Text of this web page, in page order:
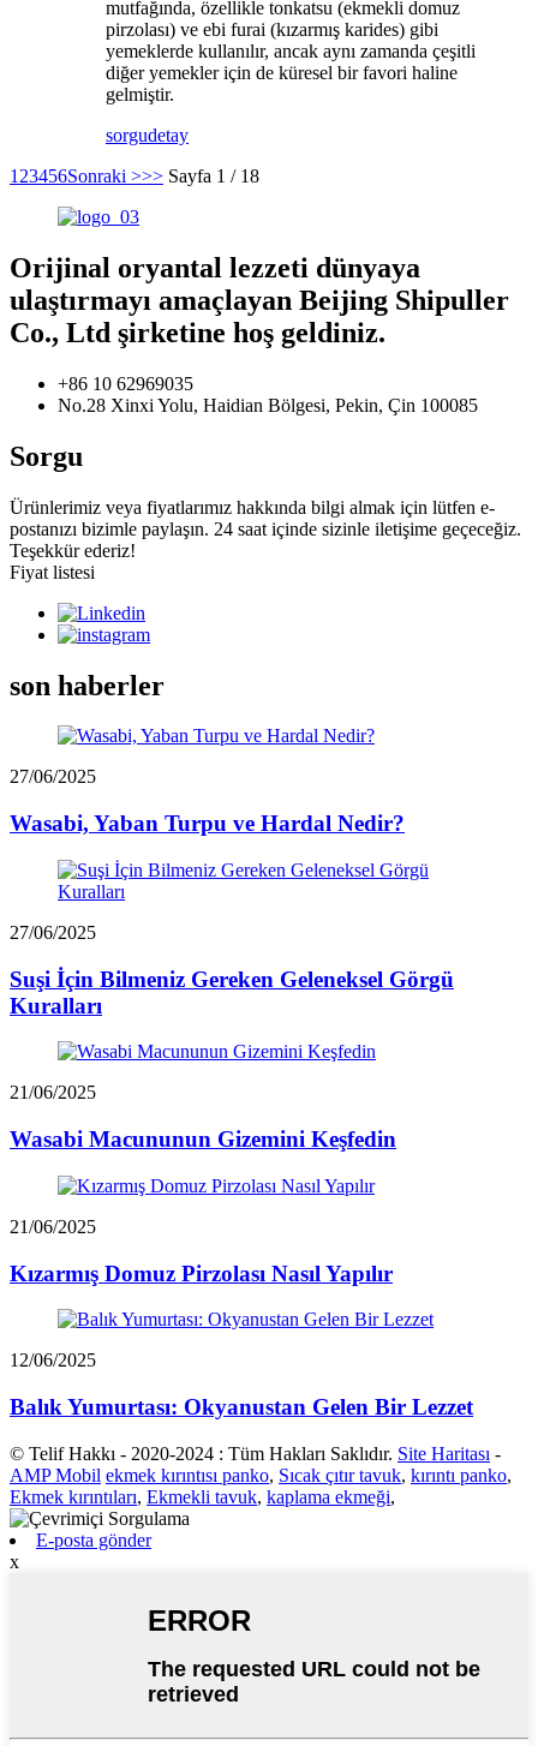
mutfağında, özellikle tonkatsu (ekmekli domuz
pirzolası) ve ebi furai (kızarmış karides) gibi
yemeklerde kullanılır, ancak aynı zamanda çeşitli
diğer yemekler için de küresel bir favori haline
gelmiştir.
sorgudetay
1 23456Sonraki >>> Sayfa 1 / 18
Orijinal oryantal lezzeti dünyaya
ulaştırmayı amaçlayan Beijing Shipuller
Co., Ltd şirketine hoş geldiniz.
+86 10 62969035
No.28 Xinxi Yolu, Haidian Bölgesi, Pekin, Çin 100085
Sorgu
Ürünlerimiz veya fiyatlarımız hakkında bilgi almak için lütfen e-
postanızı bizimle paylaşın. 24 saat içinde sizinle iletişime geçeceğiz.
Teşekkür ederiz!
Fiyat listesi
son haberler
27/06/2025
Wasabi, Yaban Turpu ve Hardal Nedir?
27/06/2025
Suşi İçin Bilmeniz Gereken Geleneksel Görgü
Kuralları
21/06/2025
Wasabi Macununun Gizemini Keşfedin
21/06/2025
Kızarmış Domuz Pirzolası Nasıl Yapılır
12/06/2025
Balık Yumurtası: Okyanustan Gelen Bir Lezzet
© Telif Hakkı - 2020-2024 : Tüm Hakları Saklıdır. Site Haritası -
AMP Mobil ekmek kırıntısı panko, Sıcak çıtır tavuk, kırıntı panko,
Ekmek kırıntıları, Ekmekli tavuk, kaplama ekmeği,
E-posta gönder
x